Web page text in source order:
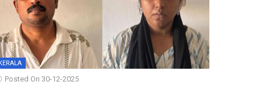
KERALA
Posted On 30-12-2025